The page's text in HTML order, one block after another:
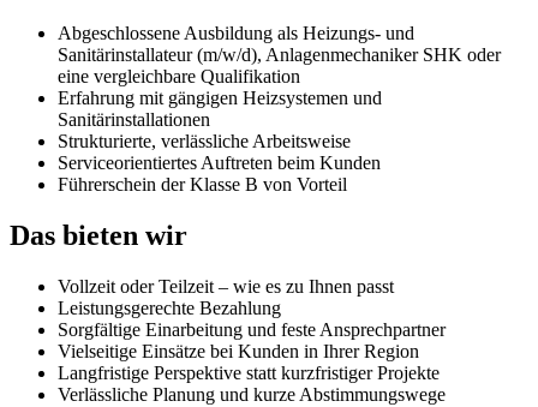
Abgeschlossene Ausbildung als Heizungs- und
Sanitärinstallateur (m/w/d), Anlagenmechaniker SHK oder
eine vergleichbare Qualifikation
Erfahrung mit gängigen Heizsystemen und
Sanitärinstallationen
Strukturierte, verlässliche Arbeitsweise
Serviceorientiertes Auftreten beim Kunden
Führerschein der Klasse B von Vorteil
Das bieten wir
Vollzeit oder Teilzeit – wie es zu Ihnen passt
Leistungsgerechte Bezahlung
Sorgfältige Einarbeitung und feste Ansprechpartner
Vielseitige Einsätze bei Kunden in Ihrer Region
Langfristige Perspektive statt kurzfristiger Projekte
Verlässliche Planung und kurze Abstimmungswege